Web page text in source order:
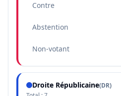
Contre
Abstention
Non-votant
Droite Républicaine(DR)